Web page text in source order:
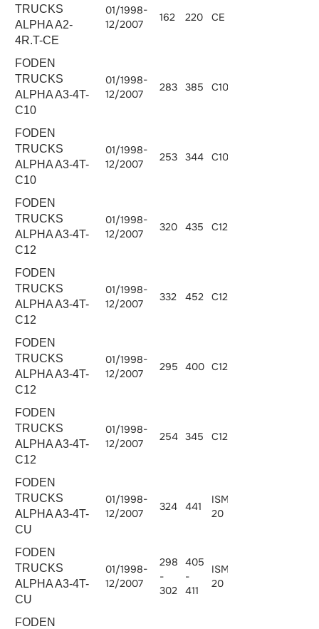
TRUCKS
ALPHA A2-
4R.T-CE
01/1998-
12/2007
162 220 CE 162 C
FODEN
TRUCKS
ALPHA A3-4T-
C10
01/1998-
12/2007
283 385 C10.380
FODEN
TRUCKS
ALPHA A3-4T-
C10
01/1998-
12/2007
253 344 C10.340
FODEN
TRUCKS
ALPHA A3-4T-
C12
01/1998-
12/2007
320 435 C12.430
FODEN
TRUCKS
ALPHA A3-4T-
C12
01/1998-
12/2007
332 452 C12.450
FODEN
TRUCKS
ALPHA A3-4T-
C12
01/1998-
12/2007
295 400 C12.400
FODEN
TRUCKS
ALPHA A3-4T-
C12
01/1998-
12/2007
254 345 C12.345
FODEN
TRUCKS
ALPHA A3-4T-
CU
01/1998-
12/2007
324 441
ISM440E-
20
FODEN
TRUCKS
ALPHA A3-4T-
CU
01/1998-
12/2007
298
-
302
405
-
411
ISM405E-
20
FODEN